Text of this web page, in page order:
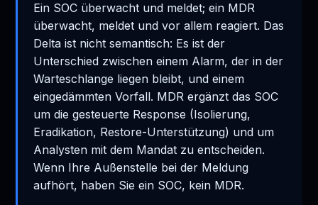
Ein SOC überwacht und meldet; ein MDR
überwacht, meldet und vor allem reagiert. Das
Delta ist nicht semantisch: Es ist der
Unterschied zwischen einem Alarm, der in der
Warteschlange liegen bleibt, und einem
eingedämmten Vorfall. MDR ergänzt das SOC
um die gesteuerte Response (Isolierung,
Eradikation, Restore-Unterstützung) und um
Analysten mit dem Mandat zu entscheiden.
Wenn Ihre Außenstelle bei der Meldung
aufhört, haben Sie ein SOC, kein MDR.